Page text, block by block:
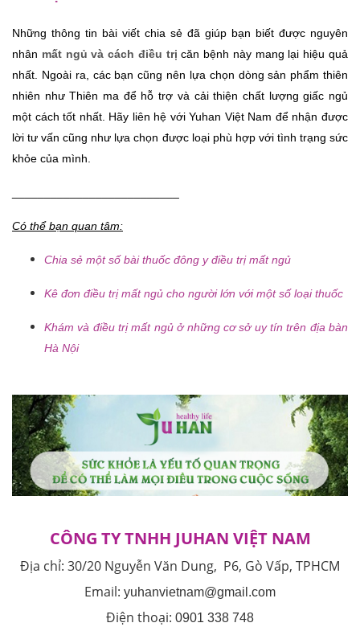
Những thông tin bài viết chia sẻ đã giúp bạn biết được nguyên
nhân mất ngủ và cách điều trị căn bệnh này mang lại hiệu quả
nhất. Ngoài ra, các bạn cũng nên lựa chọn dòng sản phẩm thiên
nhiên như Thiên ma để hỗ trợ và cải thiện chất lượng giấc ngủ
một cách tốt nhất. Hãy liên hệ với Yuhan Việt Nam để nhận được
lời tư vấn cũng như lựa chọn được loại phù hợp với tình trạng sức
khỏe của mình.
Có thể bạn quan tâm:
Chia sẻ một số bài thuốc đông y điều trị mất ngủ
Kê đơn điều trị mất ngủ cho người lớn với một số loại thuốc
Khám và điều trị mất ngủ ở những cơ sở uy tín trên địa bàn
Hà Nội
CÔNG TY TNHH JUHAN VIỆT NAM
Địa chỉ: 30/20 Nguyễn Văn Dung, P6, Gò Vấp, TPHCM
Email: yuhanvietnam@gmail.com
Điện thoại: 0901 338 748